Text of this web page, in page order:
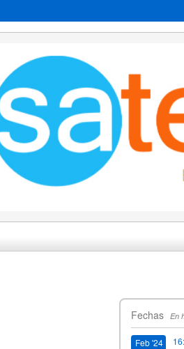
Fechas En
Feb '24